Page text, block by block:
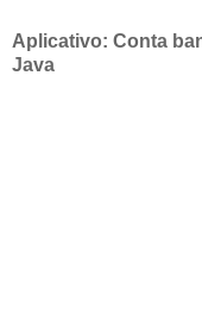
Aplicativo: Conta
Java